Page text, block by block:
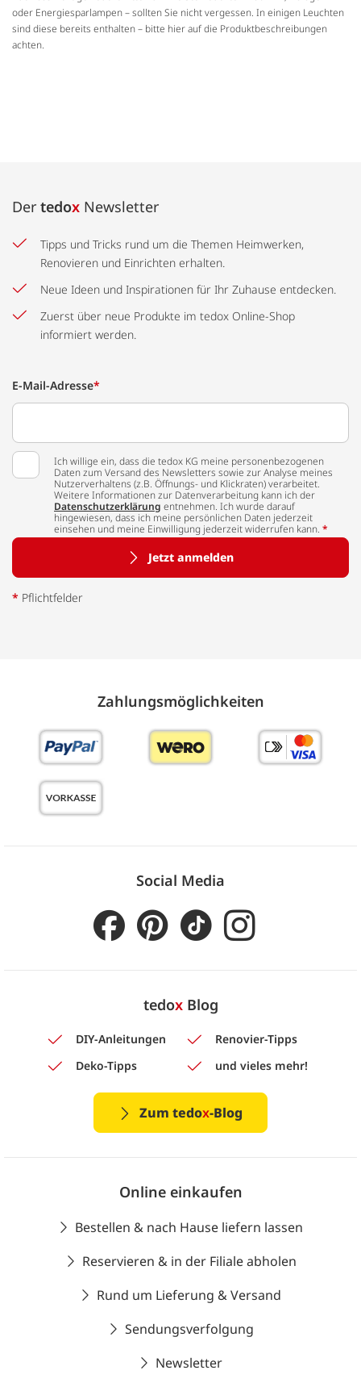
oder Energiesparlampen – sollten Sie nicht vergessen. In einigen Leuchten
sind diese bereits enthalten – bitte hier auf die Produktbeschreibungen
achten.
Der tedox Newsletter
Tipps und Tricks rund um die Themen Heimwerken,
Renovieren und Einrichten erhalten.
Neue Ideen und Inspirationen für Ihr Zuhause entdecken.
Zuerst über neue Produkte im tedox Online-Shop
informiert werden.
E-Mail-Adresse*
Ich willige ein, dass die tedox KG meine personenbezogenen
Daten zum Versand des Newsletters sowie zur Analyse meines
Nutzerverhaltens (z.B. Öffnungs- und Klickraten) verarbeitet.
Weitere Informationen zur Datenverarbeitung kann ich der
Datenschutzerklärung entnehmen. Ich wurde darauf
hingewiesen, dass ich meine persönlichen Daten jederzeit
einsehen und meine Einwilligung jederzeit widerrufen kann. *
Jetzt anmelden
* Pflichtfelder
Zahlungs­möglich­keiten
Social Media
tedoxBlog
DIY-Anleitungen
Renovier-Tipps
Deko-Tipps
und vieles mehr!
Zum tedox-Blog
Online einkaufen
Bestellen & nach Hause liefern lassen
Reservieren & in der Filiale abholen
Rund um Lieferung & Versand
Sendungsverfolgung
Newsletter